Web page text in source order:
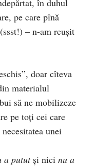
pe care pînă
– n-am reușit
doar cîteva
materialul
să ne mobilizeze
pe toți cei care
unei
a pututşi nici nu a